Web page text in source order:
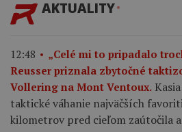
AKTUALITY
12:48
„Celé mi to pripadalo
Reusser priznala zbytočné
Vollering na Mont Ventoux.
taktické váhanie najväčších
kilometrov pred cieľom zaútočila